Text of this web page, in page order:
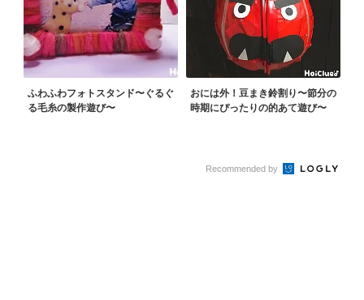
ふわふわフォトスタンド〜ぐるぐ
る毛糸の製作遊び〜
おには外！豆まき鈴割り〜節分の
時期にぴったりの的あて遊び〜
Recommended by